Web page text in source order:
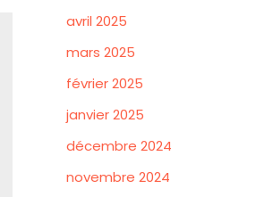
avril 2025
mars 2025
février 2025
janvier 2025
décembre 2024
novembre 2024